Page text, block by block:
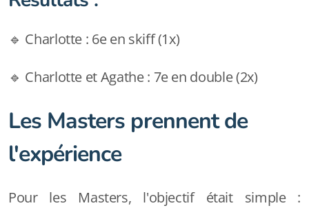
🔹 Charlotte : 6e en skiff (1x)
🔹 Charlotte et Agathe : 7e en double (2x)
Les Masters prennent de
l'expérience
Pour les Masters, l'objectif était simple :